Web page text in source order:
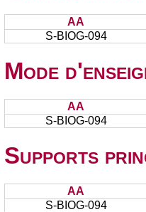
AA
S-BIOG-094
Mode
AA
S-BIOG-094
Supports
AA
S-BIOG-094